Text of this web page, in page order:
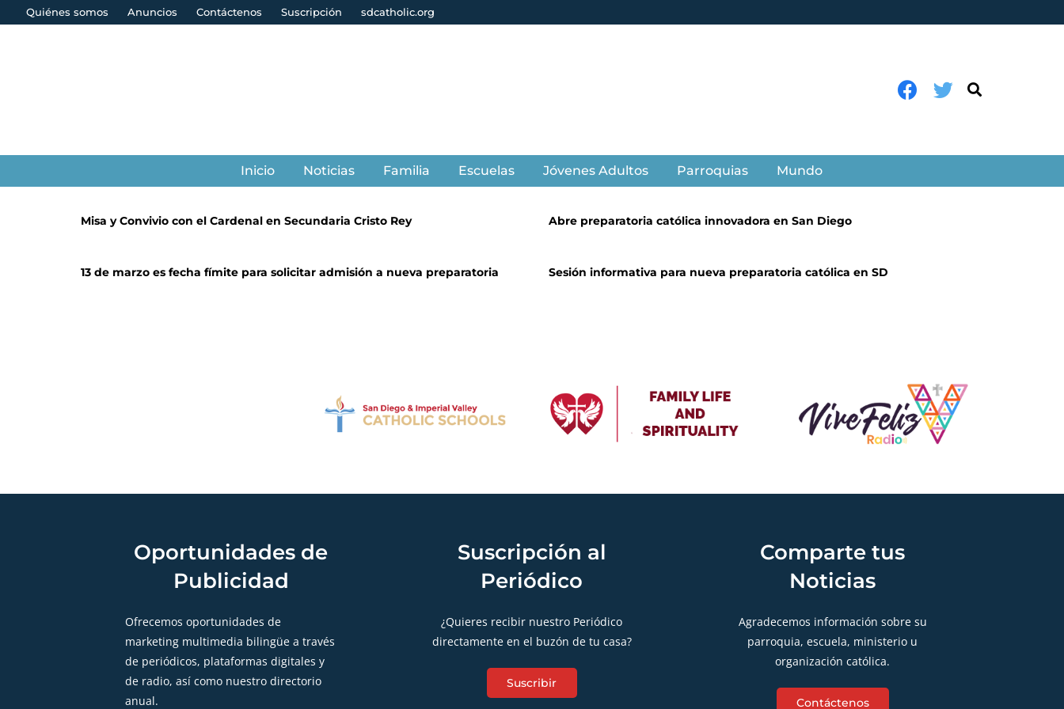
Quiénes somos Anuncios Contáctenos Suscripción sdcatholic.org
Inicio Noticias Familia Escuelas Jóvenes Adultos Parroquias Mundo
Misa y Convivio con el Cardenal en Secundaria Cristo Rey Abre preparatoria católica innovadora en San Diego
13 de marzo es fecha fímite para solicitar admisión a nueva preparatoria Sesión informativa para nueva preparatoria católica en SD
Oportunidades de
Publicidad
Ofrecemos oportunidades de
marketing multimedia bilingüe a través
de periódicos, plataformas digitales y
de radio, así como nuestro directorio
anual.
Suscripción al
Periódico
¿Quieres recibir nuestro Periódico
directamente en el buzón de tu casa?
Suscribir
Comparte tus
Noticias
Agradecemos información sobre su
parroquia, escuela, ministerio u
organización católica.
Contáctenos